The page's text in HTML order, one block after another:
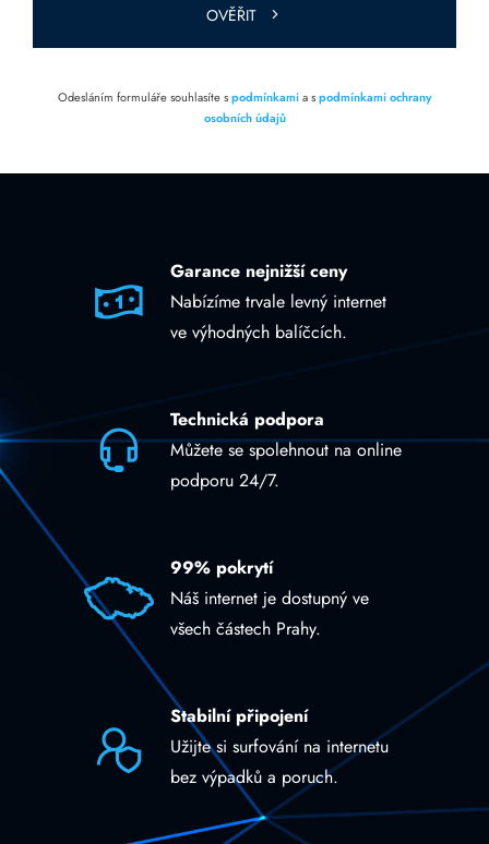
OVĚŘIT
Odesláním formuláře souhlasíte spodmínkamia spodmínkami ochrany
osobních údajů
Garance nejnižší ceny
Nabízíme trvale levný internet
ve výhodných balíčcích.
Technická podpora
Můžete se spolehnout na online
podporu 24/7.
99% pokrytí
Náš internet je dostupný ve
všech částech Prahy.
Stabilní připojení
Užijte si surfování na internetu
bez výpadků a poruch.